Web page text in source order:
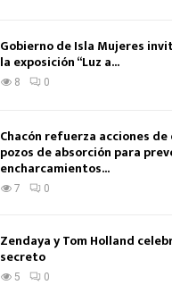
Gobierno de Isla Mujeres
la exposición “Luz a...
8 0
Chacón refuerza acciones
pozos de absorción para
encharcamientos...
7 0
Zendaya y Tom Holland
secreto
5 0